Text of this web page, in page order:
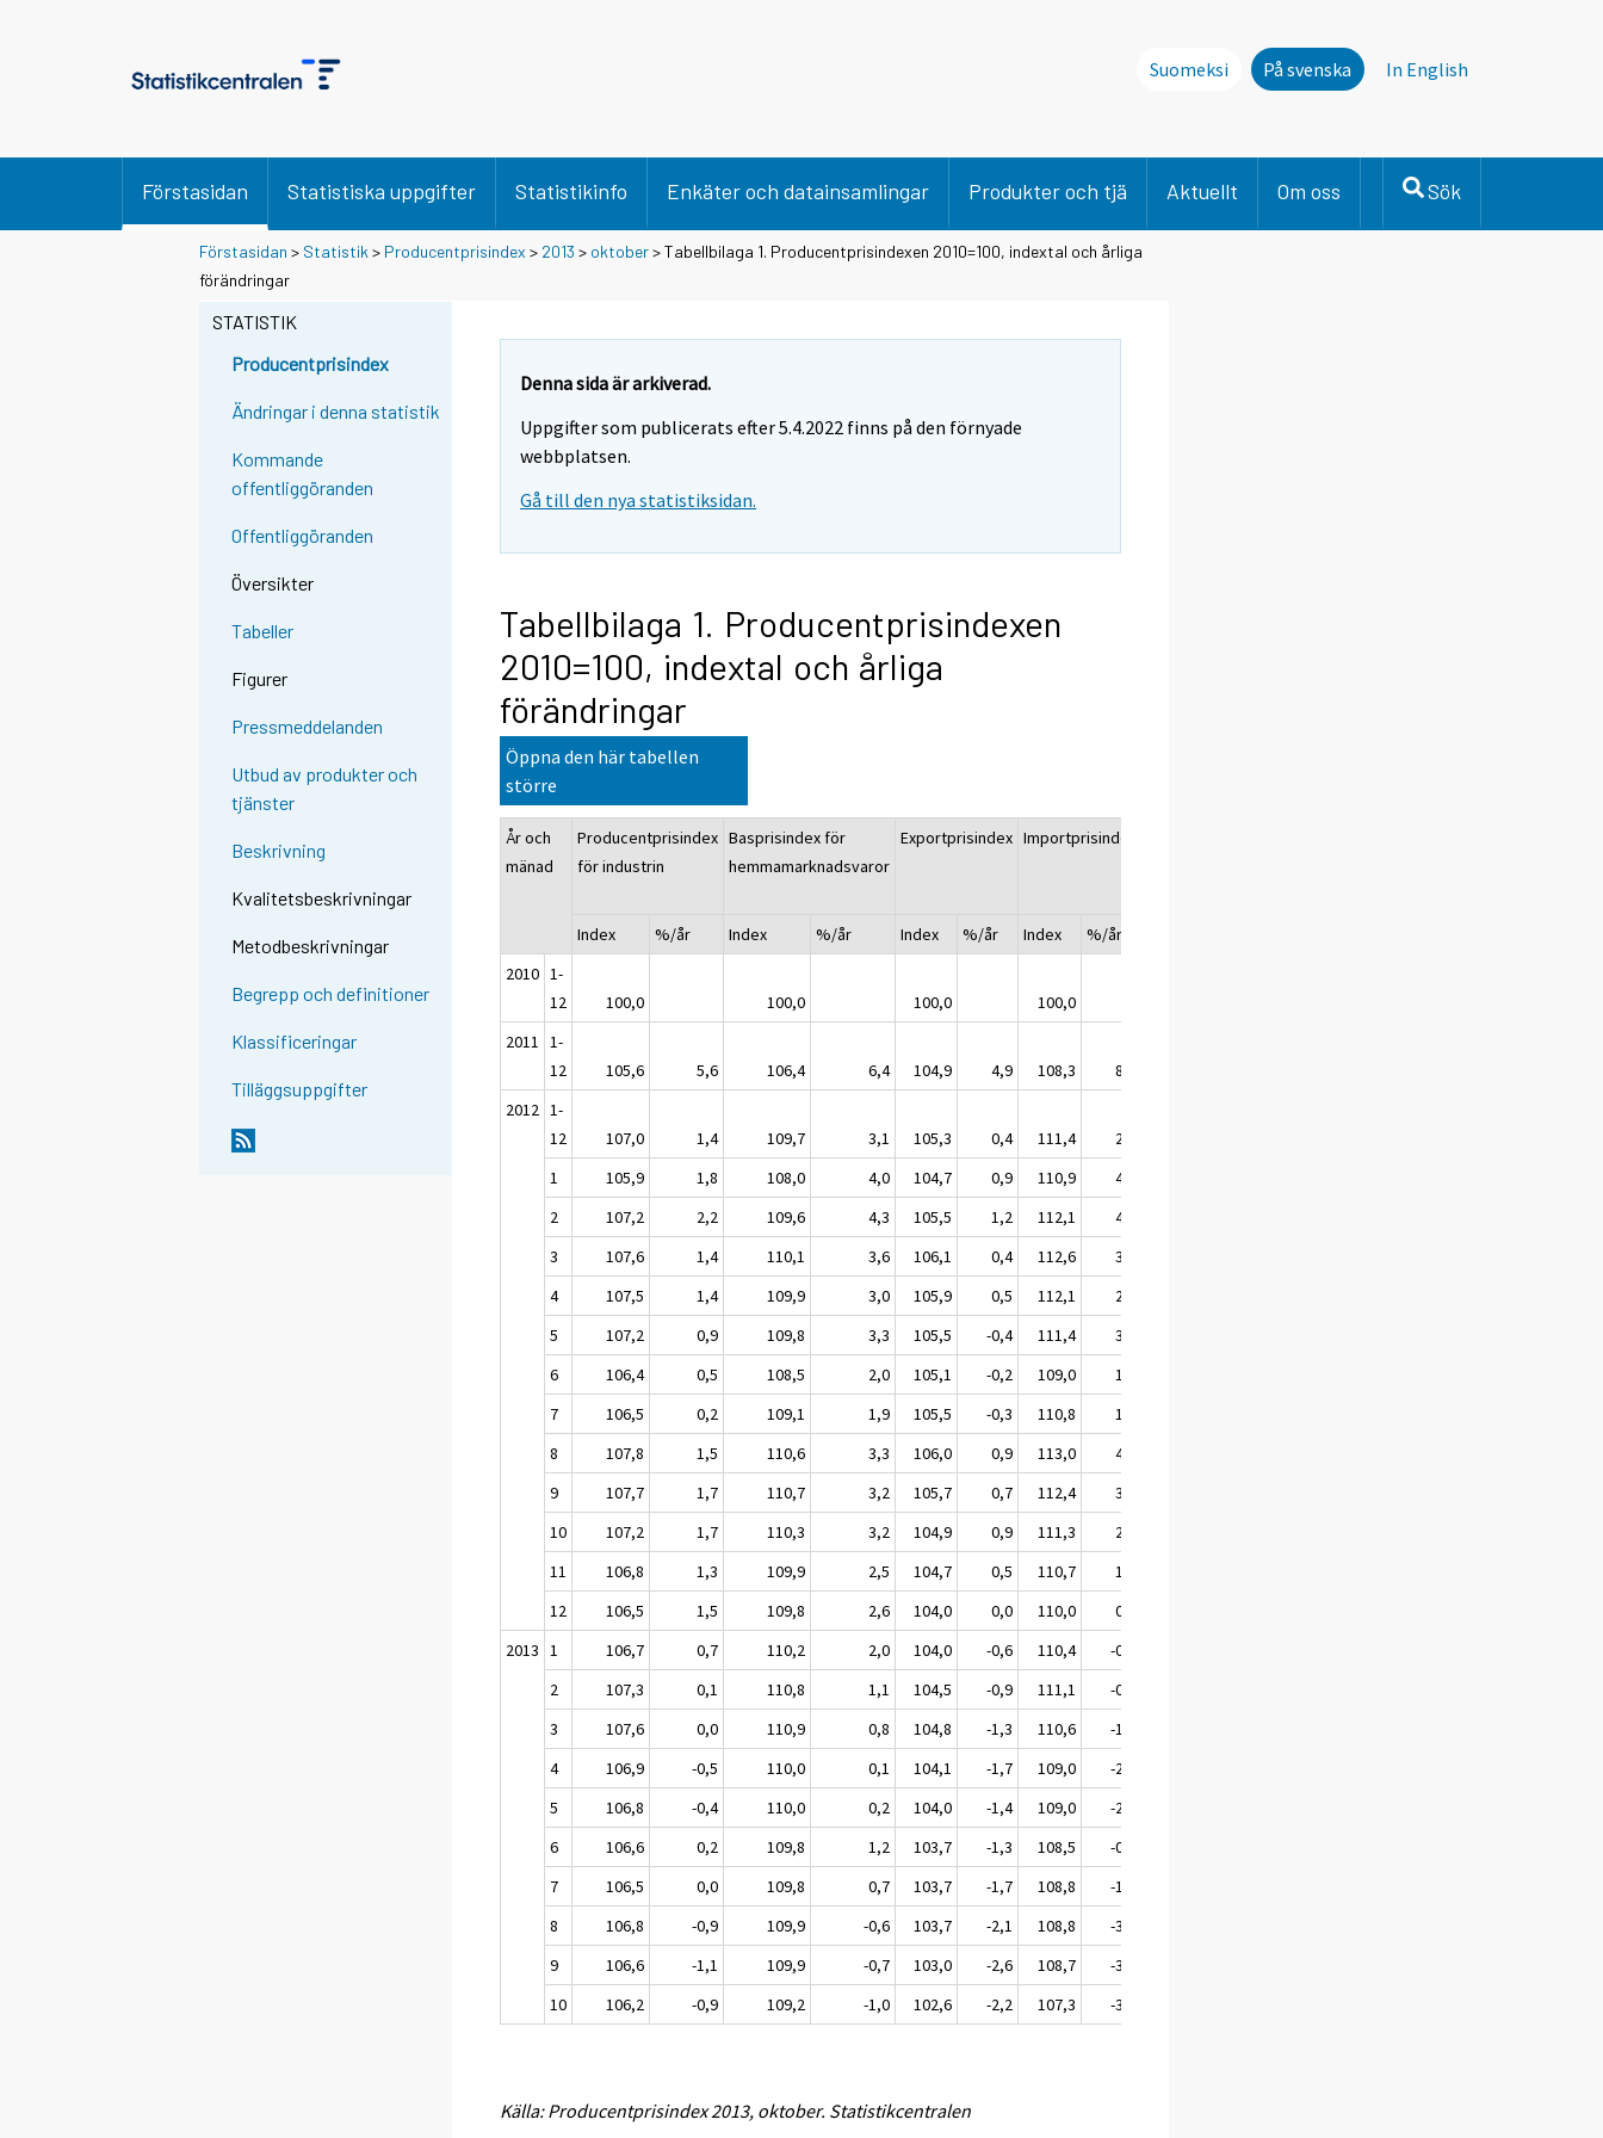
Suomeksi På svenska In English
Förstasidan Statistiska uppgifter Statistikinfo Enkäter och datainsamlingar Produkter och tjä Aktuellt Om oss Sök
Förstasidan > Statistik > Producentprisindex > 2013 > oktober> Tabellbilaga 1. Producentprisindexen 2010=100, indextal och årliga
förändringar
STATISTIK
Producentprisindex
Ändringar i denna statistik
Kommande
offentliggöranden
Offentliggöranden
Översikter
Tabeller
Figurer
Pressmeddelanden
Utbud av produkter och
tjänster
Beskrivning
Kvalitetsbeskrivningar
Metodbeskrivningar
Begrepp och definitioner
Klassificeringar
Tilläggsuppgifter
Denna sida är arkiverad.
Uppgifter som publicerats efter 5.4.2022 finns på den förnyade
webbplatsen.
Gå till den nya statistiksidan.
Tabellbilaga 1. Producentprisindexen
2010=100, indextal och årliga
förändringar
Öppna den här tabellen
större
År och
mänad
Producentprisindex
för industrin
Basprisindex för
hemmamarknadsvaror
Exportprisindex Importprisindex
Index
%/år Index %/år Index %/år Index %/år
2010 1-
12
100,0 100,0 100,0 100,0
2011 1-
12
105,6 5,6 106,4 6,4 104,9 4,9 108,3 8,3
2012 1-
12
107,0 1,4 109,7 3,1 105,3 0,4 111,4 2,8
1
105,9 1,8 108,0 4,0 104,7 0,9 110,9 4,9
2
107,2 2,2 109,6 4,3 105,5 1,2 112,1 4,5
3
107,6 1,4 110,1 3,6 106,1 0,4 112,6 3,6
4
107,5 1,4 109,9 3,0 105,9 0,5 112,1 2,0
5
107,2 0,9 109,8 3,3 105,5 -0,4 111,4 3,1
6
106,4 0,5 108,5 2,0 105,1 -0,2 109,0 1,1
7
106,5 0,2 109,1 1,9 105,5 -0,3 110,8 1,8
8
107,8 1,5 110,6 3,3 106,0 0,9 113,0 4,8
9
107,7 1,7 110,7 3,2 105,7 0,7 112,4 3,3
10
107,2 1,7 110,3 3,2 104,9 0,9 111,3 2,7
11
106,8 1,3 109,9 2,5 104,7 0,5 110,7 1,4
12
106,5 1,5 109,8 2,6 104,0 0,0 110,0 0,7
2013 1 106,7 0,7 110,2 2,0 104,0 -0,6 110,4 -0,4
2
107,3 0,1 110,8 1,1 104,5 -0,9 111,1 -0,9
3
107,6 0,0 110,9 0,8 104,8 -1,3 110,6 -1,8
4
106,9 -0,5 110,0 0,1 104,1 -1,7 109,0 -2,7
5
106,8 -0,4 110,0 0,2 104,0 -1,4 109,0 -2,1
6
106,6 0,2 109,8 1,2 103,7 -1,3 108,5 -0,4
7
106,5 0,0 109,8 0,7 103,7 -1,7 108,8 -1,8
8
106,8 -0,9 109,9 -0,6 103,7 -2,1 108,8 -3,8
9
106,6 -1,1 109,9 -0,7 103,0 -2,6 108,7 -3,3
10
106,2 -0,9 109,2 -1,0 102,6 -2,2 107,3 -3,6
Källa: Producentprisindex 2013, oktober. Statistikcentralen